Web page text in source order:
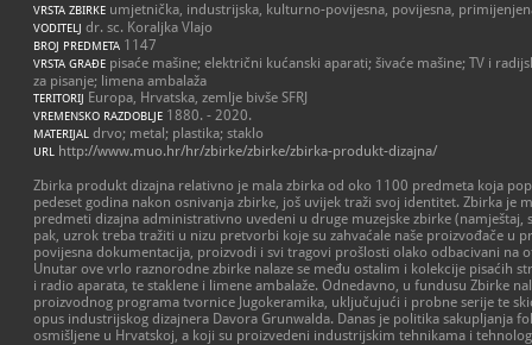
VRSTA ZBIRKE umjetnička, industrijska, kulturno-povijesna, povijesna,
VODITELJ dr. sc. Koraljka Vlajo
BROJ PREDMETA 1147
VRSTA GRAĐE pisaće mašine; električni kućanski aparati; šivaće mašine; TV i
za pisanje; limena ambalaža
TERITORIJ Europa, Hrvatska, zemlje bivše SFRJ
VREMENSKO RAZDOBLJE 1880. - 2020.
MATERIJAL drvo; metal; plastika; staklo
URL http://www.muo.hr/hr/zbirke/zbirke/zbirka-produkt-dizajna/
Zbirka produkt dizajna relativno je mala zbirka od oko 1100 predmeta koja
pedeset godina nakon osnivanja zbirke, još uvijek traži svoj identitet. Zbirka je
predmeti dizajna administrativno uvedeni u druge muzejske zbirke (namještaj,
pak, uzrok treba tražiti u nizu pretvorbi koje su zahvaćale naše proizvođače u
povijesna dokumentacija, proizvodi i svi tragovi prošlosti olako odbacivani na
Unutar ove vrlo raznorodne zbirke nalaze se među ostalim i kolekcije pisaćih
i radio aparata, te staklene i limene ambalaže. Odnedavno, u fundusu Zbirke
proizvodnog programa tvornice Jugokeramika, uključujući i probne serije te
opus industrijskog dizajnera Davora Grunwalda. Danas je politika sakupljanja
osmišljene u Hrvatskoj, a koji su proizvedeni industrijskim tehnikama i